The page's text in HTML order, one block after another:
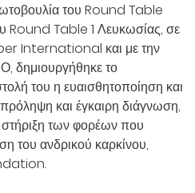
του Round Table
Round Table 1 Λευκωσίας, σε
International και με την
δημιουργήθηκε το
του η ευαισθητοποίηση και
και έγκαιρη διάγνωση,
των φορέων που
του ανδρικού καρκίνου,